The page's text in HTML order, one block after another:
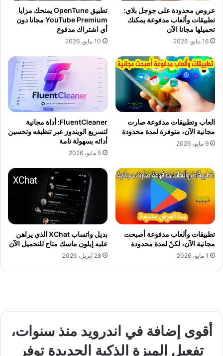
عروض محدودة على جوجل بلاي:
تطبيقات وألعاب مدفوعة يمكنك
تحميلها مجانا الآن
16 مايو، 2026
تطبيق OpenTune يمنحك مزايا
YouTube Premium مجانا دون
أي اشتراك مدفوع
10 مايو، 2026
العاب وتطبيقات مدفوعة صارت
مجانية الآن، متوفرة لمدة محدودة
9 مايو، 2026
FluentCleaner: أداة مجانية
لتسريع الويندوز عبر تنظيفه وتحسين
أدائه بسهولة تامة
5 مايو، 2026
تطبيقات وألعاب مدفوعة أصبحت
مجانية الآن، لكنْ لمدة محدودة
1 مايو، 2026
بديل واتساب XChat الذي يراهن
عليه إيلون ماسك متاح للتحميل الآن
28 أبريل، 2026